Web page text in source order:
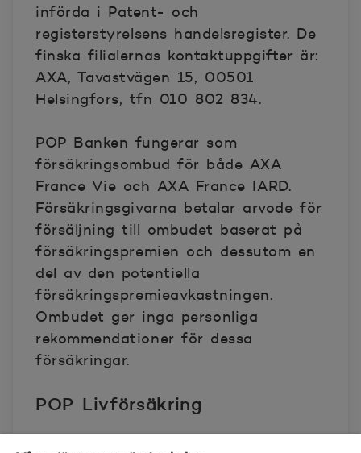
införda i Patent- och
registerstyrelsens handelsregister. De
finska filialernas kontaktuppgifter är:
AXA, Tavastvägen 15, 00501
Helsingfors, tfn 010 802 834.
POP Banken fungerar som
försäkringsombud för både AXA
France Vie och AXA France IARD.
Försäkringsgivarna betalar arvode för
försäljning till ombudet baserat på
försäkringspremien och dessutom en
del av den potentiella
försäkringspremieavkastningen.
Ombudet ger inga personliga
rekommendationer för dessa
försäkringar.
POP Livförsäkring
POP Livförsäkring tillhandahålls av